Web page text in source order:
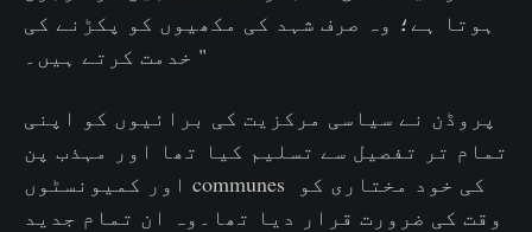
ہوتا ہے؛ وہ صرف شہد کی مکھیوں کو پکڑنے کی
خدمت کرتے ہیں۔ "
پروڈن نے سیاسی مرکزیت کی برائیوں کو اپنی
تمام تر تفصیل سے تسلیم کیا تھا اور مہذب پن
اور کمیونسٹوں communes کی خود مختاری کو
وقت کی ضرورت قرار دیا تھا۔وہ ان تمام جدید